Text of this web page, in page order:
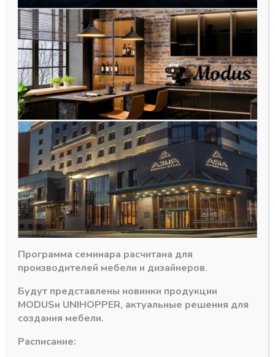
Стяжка для столешниц L-100мм
GTV
32,96₽
В наличии
-
Количество
товара
Стяжка
для
столешниц
100мм
+ В корзину
Артикул: EM-SBL100-01
Категория:Стяжки и болты для MAXIFIX 35 и столешниц
Программа семинара расчитана для
производителей мебели и дизайнеров.
Будут представлены новинки продукции
MODUSи UNIHOPPER, актуальные решения для
создания мебели.
Расписание: